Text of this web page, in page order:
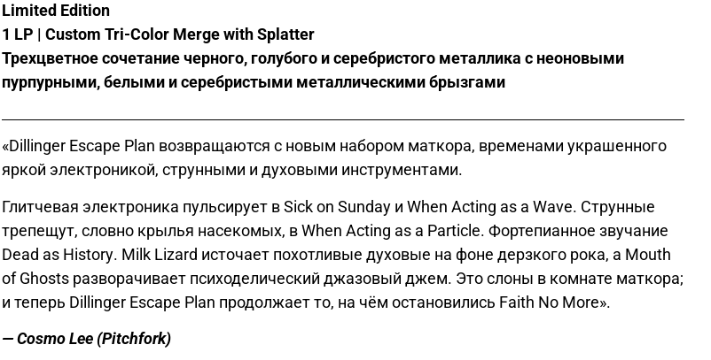
Limited Edition
1 LP | Custom Tri-Color Merge with Splatter
Трехцветное сочетание черного, голубого и серебристого металлика с неоновыми
пурпурными, белыми и серебристыми металлическими брызгами
«Dillinger Escape Plan возвращаются с новым набором маткора, временами украшенного
яркой электроникой, струнными и духовыми инструментами.
Глитчевая электроника пульсирует в Sick on Sunday и When Acting as a Wave. Струнные
трепещут, словно крылья насекомых, в When Acting as a Particle. Фортепианное звучание
Dead as History. Milk Lizard источает похотливые духовые на фоне дерзкого рока, а Mouth
of Ghosts разворачивает психоделический джазовый джем. Это слоны в комнате маткора;
и теперь Dillinger Escape Plan продолжает то, на чём остановились Faith No More».
— Cosmo Lee(Pitchfork)